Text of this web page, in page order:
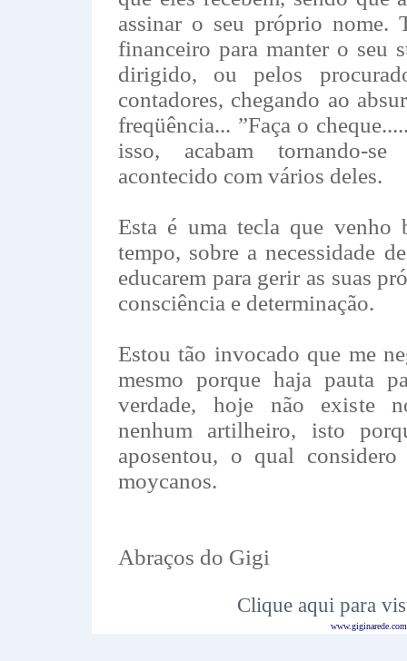
assinar o seu próprio nome.
financeiro para manter o seu
dirigido, ou pelos
contadores, chegando ao
freqüência... ”Faça o
isso, acabam tornando-
acontecido com vários deles.
Esta é uma tecla que venho
tempo, sobre a necessidade
educarem para gerir as suas
consciência e determinação.
Estou tão invocado que me
mesmo porque haja pauta
verdade, hoje não existe
nenhum artilheiro, isto
aposentou, o qual
moycanos.
Abraços do Gigi
Clique aqui para